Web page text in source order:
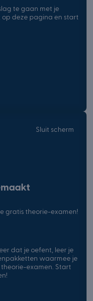
te gaan met je
op deze pagina en start
Sluit scherm
gratis theorie-examen!
dat je oefent, leer je
waarmee je
examen. Start